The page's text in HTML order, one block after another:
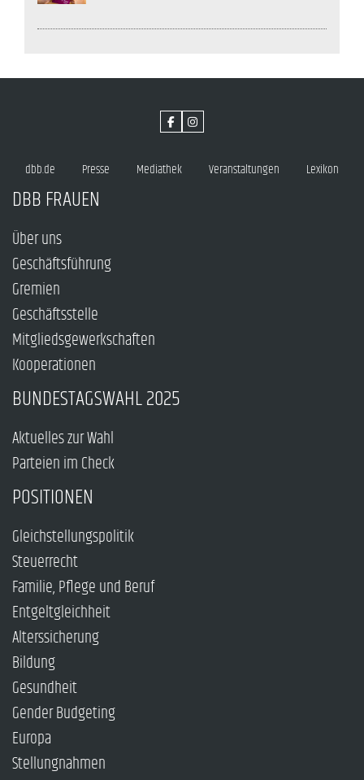
dbb.de Presse Mediathek Veranstaltungen Lexikon
DBB FRAUEN
Über uns
Geschäftsführung
Gremien
Geschäftsstelle
Mitgliedsgewerkschaften
Kooperationen
BUNDESTAGSWAHL 2025
Aktuelles zur Wahl
Parteien im Check
POSITIONEN
Gleichstellungspolitik
Steuerrecht
Familie, Pflege und Beruf
Entgeltgleichheit
Alterssicherung
Bildung
Gesundheit
Gender Budgeting
Europa
Stellungnahmen